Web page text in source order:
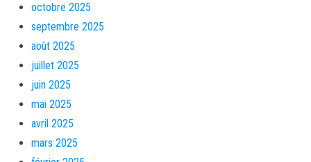
octobre 2025
septembre 2025
août 2025
juillet 2025
juin 2025
mai 2025
avril 2025
mars 2025